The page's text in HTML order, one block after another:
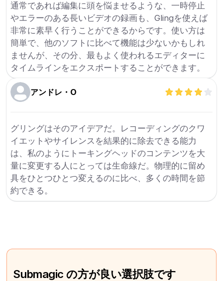
通常であれば編集に頭を悩ませるような、一時停止
やエラーのある長いビデオの録画も、Glingを使えば
非常に素早く行うことができるからです。使い方は
簡単で、他のソフトに比べて機能は少ないかもしれ
ませんが、その分、最もよく使われるエディターに
タイムラインをエクスポートすることができます。
アンドレ・O
グリングはそのアイデアだ。レコーディングのクワ
イエットやサイレンスを結果的に除去できる能力
は、私のようにトーキングヘッドのコンテンツを大
量に変更する人にとっては生命線だ。物理的に留め
具をひとつひとつ変えるのに比べ、多くの時間を節
約できる。
Submagic の方が良い選択肢です